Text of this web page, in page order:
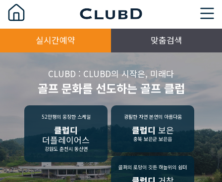
실시간예약 맞춤검색
CLUBD : CLUBD의 시작은, 미래다
골프 문화를 선도하는 골프 클럽
52만평의 웅장한 스케일
클럽디
더플레이어스
강원도 춘천시 동산면
광활한 자연 본연의 아름다움
클럽디 보은
충북 보은군 보은읍
골퍼의 로망이 깃든 하늘위의 쉼터